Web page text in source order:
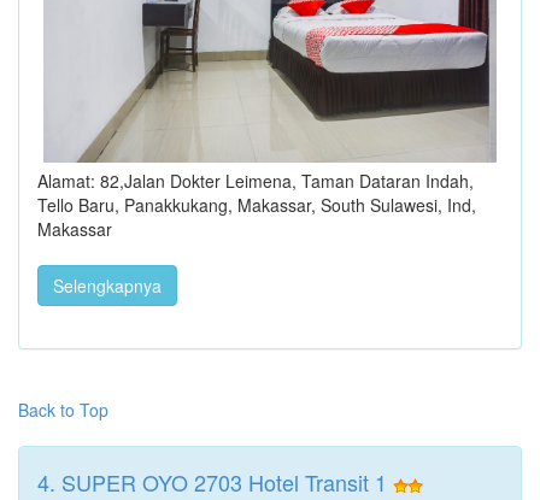
Alamat: 82,Jalan Dokter Leimena, Taman Dataran Indah,
Tello Baru, Panakkukang, Makassar, South Sulawesi, Ind,
Makassar
Selengkapnya
Back to Top
4. SUPER OYO 2703 Hotel Transit 1